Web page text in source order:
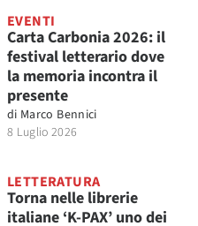
EVENTI
Carta Carbonia 2026: il
festival letterario dove
la memoria incontra il
presente
di Marco Bennici
8 Luglio 2026
LETTERATURA
Torna nelle librerie
italiane ‘K-PAX’ uno dei